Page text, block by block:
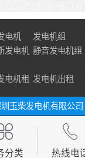
电机 发电机组
发电机 静音发电机组
电机租 发电机出租
玉柴发电机有限公
ⓔ 网址：http://
分类 热线电